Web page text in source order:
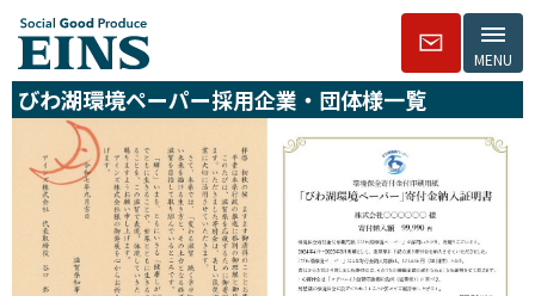
MENU
びわ湖環境ペーパー採用企業・団体様一覧